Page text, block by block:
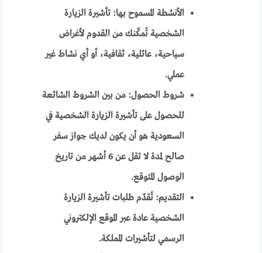
الأنشطة المسموح بها: تأشيرة الزيارة
الشخصية تُمكّنك من القدوم لأغراض
سياحية، عائلية، ثقافية، أو أي نشاط غير
عملي.
شروط الحصول: من بين الشروط الشائعة
للحصول على تأشيرة الزيارة الشخصية في
السعودية هو أن يكون لديك جواز سفر
صالح لمدة لا تقل عن 6 أشهر من تاريخ
الوصول المتوقع.
التقديم: تُقدّم طلبات تأشيرة الزيارة
الشخصية عادة عبر الموقع الإلكتروني
الرسمي لتأشيرات المملكة.